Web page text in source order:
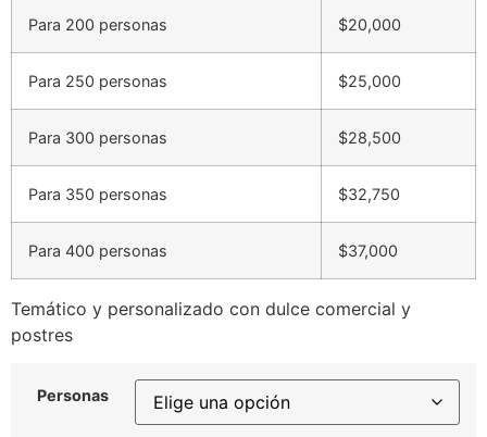
Para 200 personas $20,000
Para 250 personas $25,000
Para 300 personas $28,500
Para 350 personas $32,750
Para 400 personas $37,000
Temático y personalizado con dulce comercial y
postres
Personas